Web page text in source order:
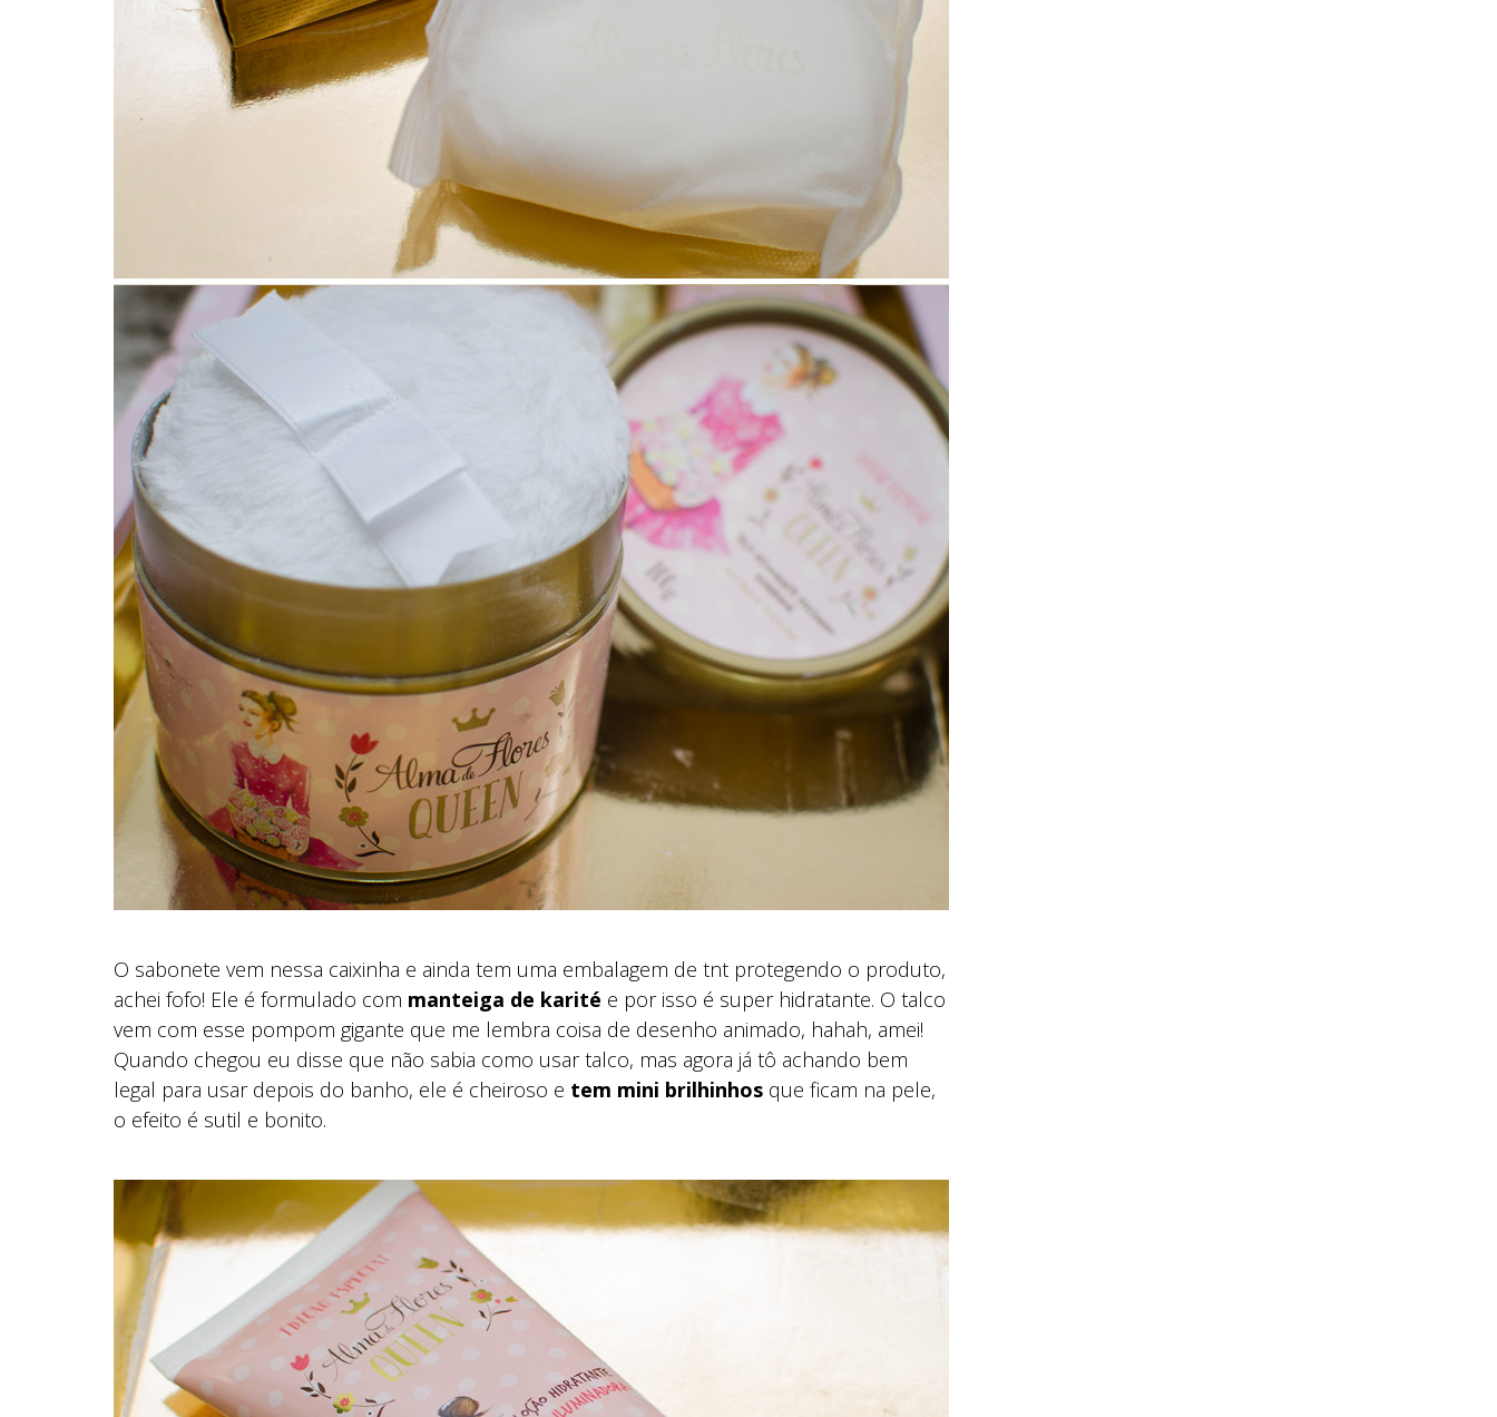
O sabonete vem nessa caixinha e ainda tem uma embalagem de tnt protegendo o produto,
achei fofo! Ele é formulado com manteiga de karité e por isso é super hidratante. O talco
vem com esse pompom gigante que me lembra coisa de desenho animado, hahah, amei!
Quando chegou eu disse que não sabia como usar talco, mas agora já tô achando bem
legal para usar depois do banho, ele é cheiroso e tem mini brilhinhos que ficam na pele,
o efeito é sutil e bonito.